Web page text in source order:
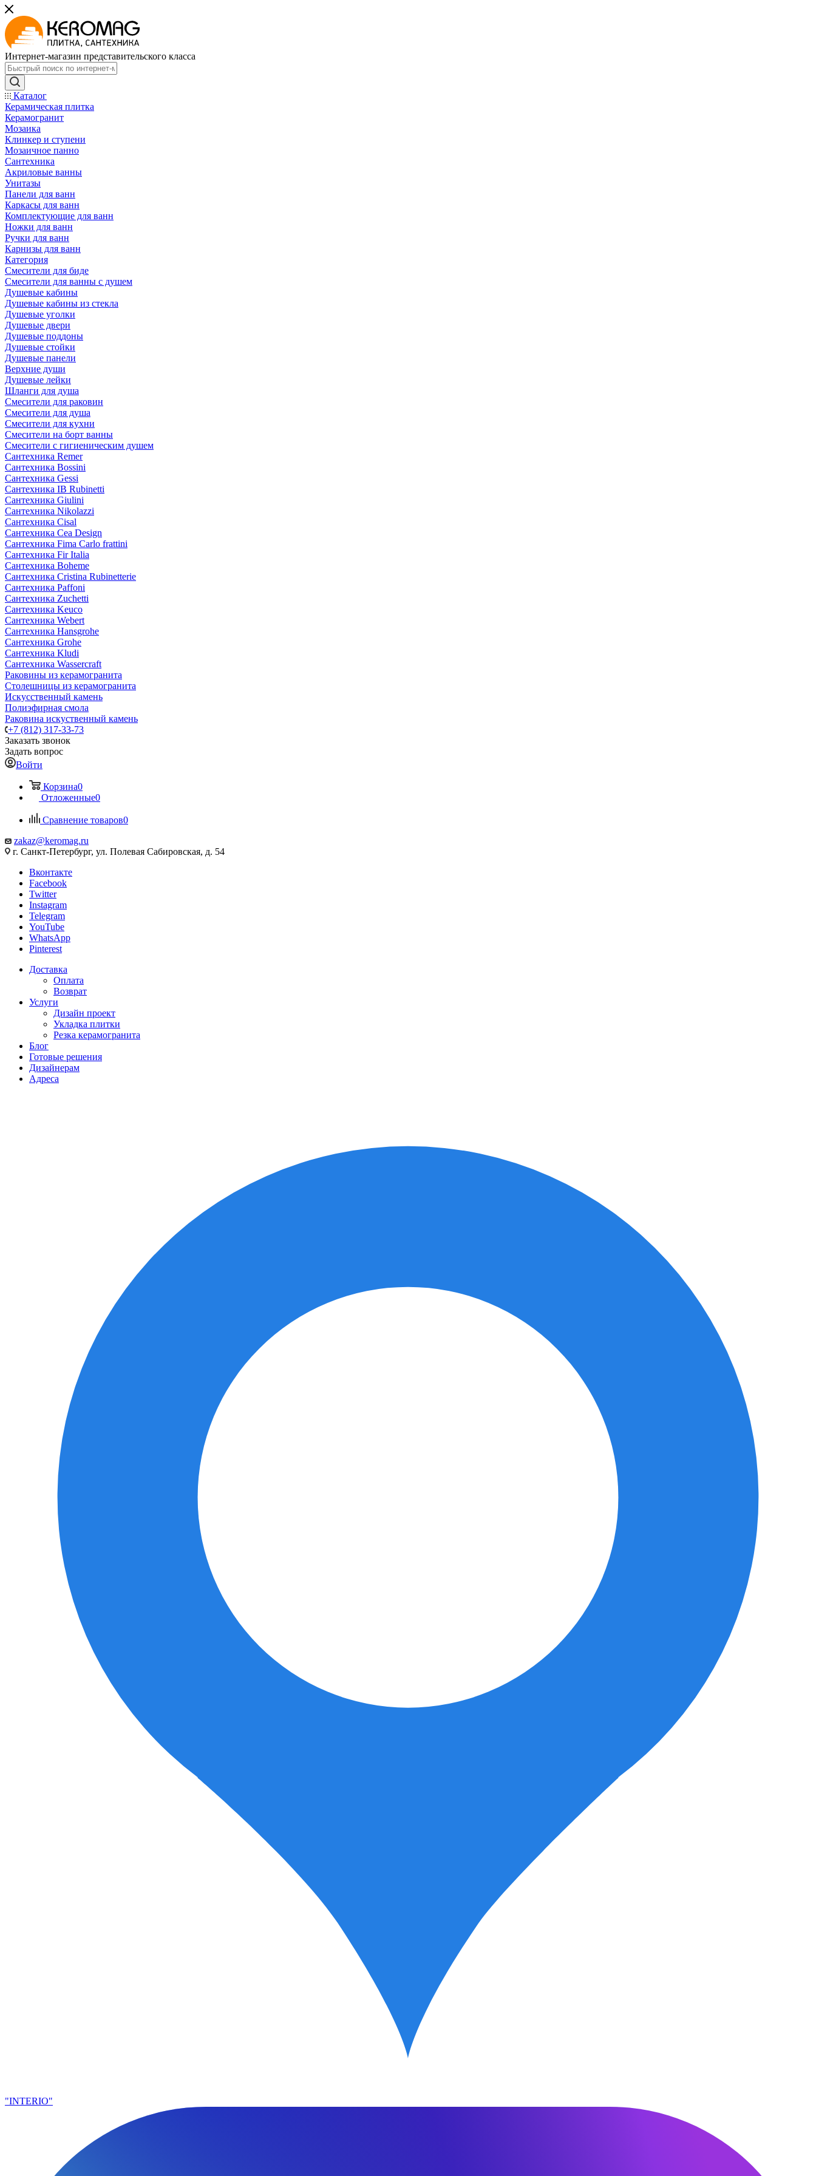
Интернет-магазин представительского класса
Каталог
Керамическая плитка
Керамогранит
Мозаика
Клинкер и ступени
Мозаичное панно
Сантехника
Акриловые ванны
Унитазы
Панели для ванн
Каркасы для ванн
Комплектующие для ванн
Ножки для ванн
Ручки для ванн
Карнизы для ванн
Категория
Смесители для биде
Смесители для ванны с душем
Душевые кабины
Душевые кабины из стекла
Душевые уголки
Душевые двери
Душевые поддоны
Душевые стойки
Душевые панели
Верхние души
Душевые лейки
Шланги для душа
Смесители для раковин
Смесители для душа
Смесители для кухни
Смесители на борт ванны
Смесители с гигиеническим душем
Сантехника Remer
Сантехника Bossini
Сантехника Gessi
Сантехника IB Rubinetti
Сантехника Giulini
Сантехника Nikolazzi
Сантехника Cisal
Сантехника Cea Design
Сантехника Fima Carlo frattini
Сантехника Fir Italia
Сантехника Boheme
Сантехника Cristina Rubinetterie
Сантехника Paffoni
Сантехника Zuchetti
Сантехника Keuco
Сантехника Webert
Сантехника Hansgrohe
Сантехника Grohe
Сантехника Kludi
Сантехника Wassercraft
Раковины из керамогранита
Столешницы из керамогранита
Искусственный камень
Полиэфирная смола
Раковина искуственный камень
+7 (812) 317-33-73
Заказать звонок
Задать вопрос
Войти
Корзина0
Отложенные0
Сравнение товаров0
zakaz@keromag.ru
г. Санкт-Петербург, ул. Полевая Сабировская, д. 54
Вконтакте
Facebook
Twitter
Instagram
Telegram
YouTube
WhatsApp
Pinterest
Доставка
Оплата
Возврат
Услуги
Дизайн проект
Укладка плитки
Резка керамогранита
Блог
Готовые решения
Дизайнерам
Адреса
"INTERIO"